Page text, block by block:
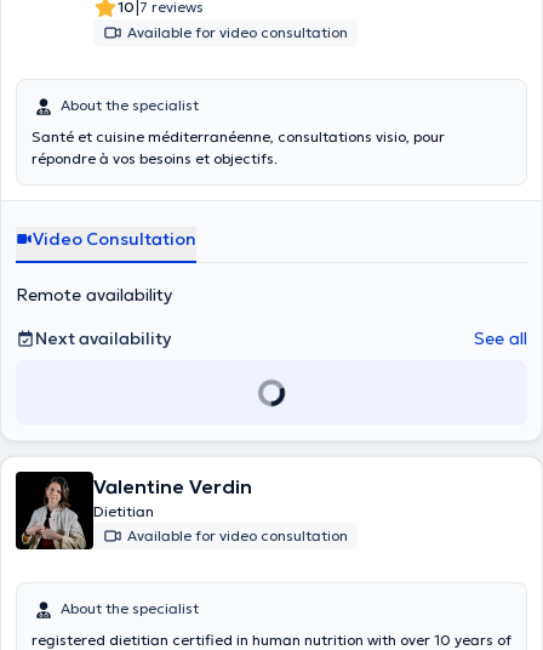
10 7 reviews
Available for video consultation
About the specialist
Santé et cuisine méditerranéenne, consultations visio, pour
répondre à vos besoins et objectifs.
Video Consultation
Remote availability
Next availability
See all
Valentine Verdin
Dietitian
Available for video consultation
About the specialist
registered dietitian certified in human nutrition with over 10 years of